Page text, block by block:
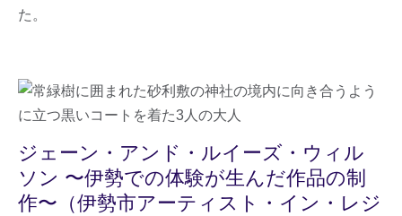
た。
ジェーン・アンド・ルイーズ・ウィル
ソン 〜伊勢での体験が生んだ作品の制
作〜（伊勢市アーティスト・イン・レジ